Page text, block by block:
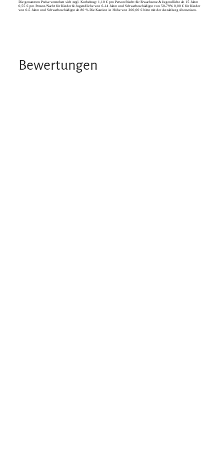
Die genannten Preise verstehen sich zzgl. Kurbeitrag: 1,10 € pro Person/Nacht für Erwachsene & Jugendliche ab 15 Jahre
0,55 € pro Person/Nacht für Kinder & Jugendliche von 6-14 Jahre und Schwerbeschädigte von 50-79% 0,00 € für Kinder
von 0-5 Jahre und Schwerbeschädigte ab 80 % Die Kaution in Höhe von 200,00 € bitte mit der Anzahlung überweisen.
Bewertungen